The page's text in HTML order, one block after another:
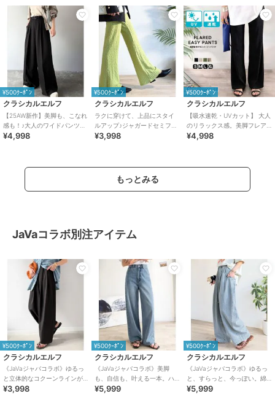
¥500ｸｰﾎﾟﾝ
クラシカルエルフ
【25AW新作】美脚も、こなれ
感も！♪大人のワイドパンツ。
ベルテッドワイドイージース
¥4,998
¥500ｸｰﾎﾟﾝ
クラシカルエルフ
ラクに穿けて、上品にスタイ
ルアップ♪ジャガードセミフレ
アパンツ
¥3,998
¥500ｸｰﾎﾟﾝ
クラシカルエルフ
【吸水速乾・UVカット】 大人
のリラックス感。美脚フレア
パンツ
¥4,998
もっとみる
JaVaコラボ別注アイテム
¥500ｸｰﾎﾟﾝ
クラシカルエルフ
《JaVaジャバコラボ》ゆるっ
と立体的なコクーンラインが
魅力！ツータックイージー軽
¥3,998
¥500ｸｰﾎﾟﾝ
クラシカルエルフ
《JaVaジャバコラボ》美脚
も、自信も、叶える一本。ハ
イウエストセミワイドデニム
¥5,999
¥500ｸｰﾎﾟﾝ
クラシカルエルフ
《JaVaジャバコラボ》ゆるっ
と、すらっと、今っぽい。綿
100% ビッグポケットデニムイ
¥5,999